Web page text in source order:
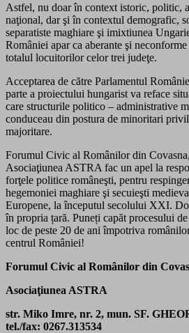
Astfel, nu doar în context istoric, politic,
naţional, dar şi în contextul demografic,
separatiste maghiare şi imixtiunea
României apar ca aberante şi
totalul locuitorilor celor trei judeţe.
Acceptarea de către Parlamentul
parte a proiectului hungarist va reface
care structurile politico – administrative
conduceau din postura de minoritari
majoritare.
Forumul Civic al Românilor din
Asociaţiunea ASTRA fac un apel la
forţele politice româneşti, pentru
hegemoniei maghiare şi secuieşti
Europene, la începutul secolului XXI.
în propria țară. Puneți capăt procesului
loc de peste 20 de ani împotriva
centrul României!
Forumul Civic al Românilor din
Asociaţiunea ASTRA
str. Miko Imre, nr. 2, mun. SF.
tel./fax: 0267.313534